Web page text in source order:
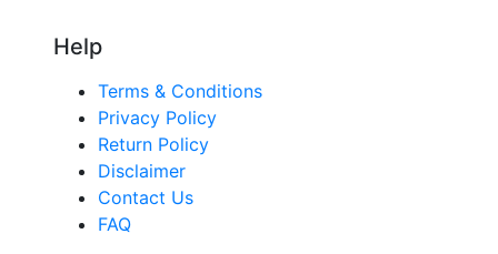
Help
Terms & Conditions
Privacy Policy
Return Policy
Disclaimer
Contact Us
FAQ